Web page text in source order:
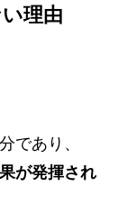
理由
であり、
が発揮され